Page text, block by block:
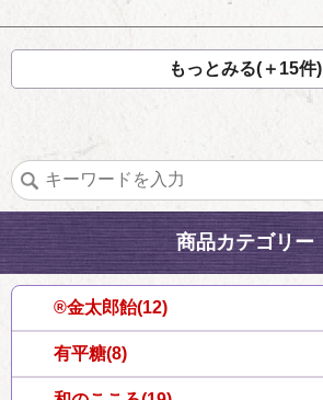
もっとみる(＋15件)
商品カテゴリー
®金太郎飴(12)
有平糖(8)